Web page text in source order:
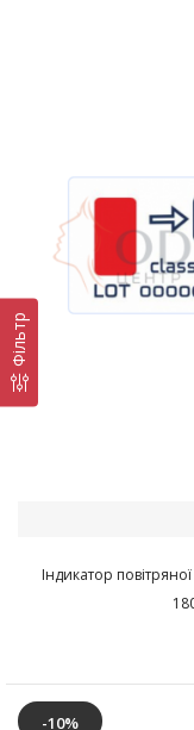
Фільтр
Індикатор
-10%